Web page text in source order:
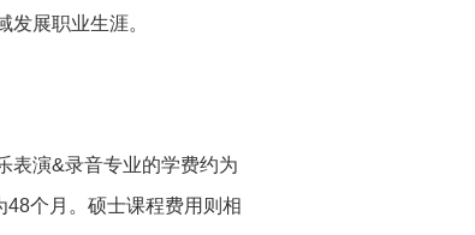
展职业生涯。
表演&录音专业的学费约为
个月。硕士课程费用则相